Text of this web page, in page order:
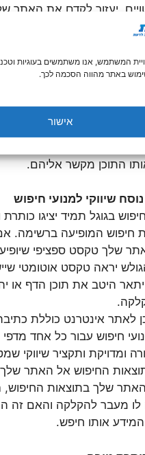
המשתמש, אנו משתמשים בעוגיות
באתר מהווה הסכמה לכך.
אישור
יעזור לקדם את האתר
אליו הרבה יותר תנועת
התוכן למילים ולביטויים
מצד אחד כדי לעזור
התוכן מקשר אליהם.
בגוגל תמיד יציגו
חיפוש המופיעה ברשימה.
שלך טקסט ספציפי
יראה טקסט אוטומטי
היטב את תוכן הדף או
לאתר אינטרנט כוללת כתיבת
חיפוש עבור כל אחד
ומדויקת ותקציר שיווקי
החיפוש אל האתר
שלך בתוצאות החיפוש,
מעבר להקלקה והאם זה
אותו חיפש.